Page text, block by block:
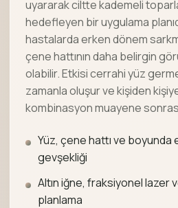
uyararak ciltte kademeli
hedefleyen bir uygulama
hastalarda erken dönem
çene hattının daha belirgin
olabilir. Etkisi cerrahi yüz
zamanla oluşur ve kişiden
kombinasyon muayene
Yüz, çene hattı ve
gevşekliği
Altın iğne, fraksiyonel lazer
planlama